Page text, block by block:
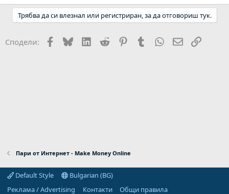
Трябва да си влезнал или регистриран, за да отговориш тук.
Сподели: Facebook
BlueskyLinkedIn
Reddit PinterestTumblr WhatsApp
EmailLink
Пари от Интернет - Make Money Online
Default Style
Bulgarian (BG)
Реклама / Advertising
Контакти Общи правила